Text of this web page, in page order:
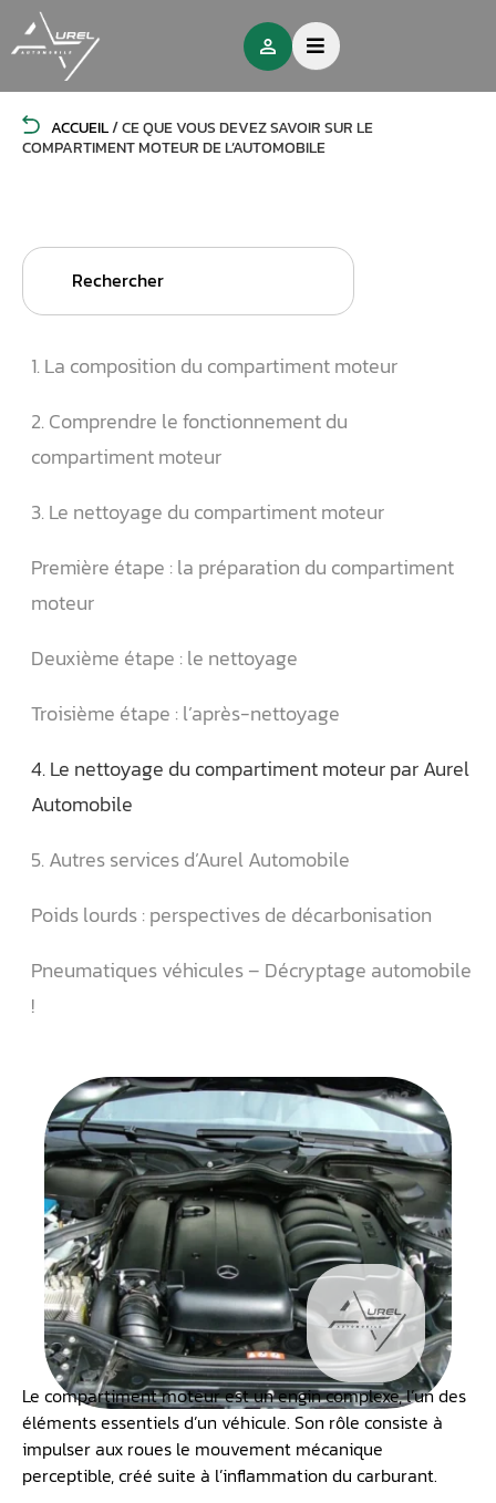
ACCUEIL/CE QUE VOUS DEVEZ SAVOIR SUR LE
COMPARTIMENT MOTEUR DE L’AUTOMOBILE
Search
1. La composition du compartiment moteur
2. Comprendre le fonctionnement du
compartiment moteur
3. Le nettoyage du compartiment moteur
Première étape : la préparation du compartiment
moteur
Deuxième étape : le nettoyage
Troisième étape : l’après-nettoyage
4. Le nettoyage du compartiment moteur par Aurel
Automobile
5. Autres services d’Aurel Automobile
Poids lourds : perspectives de décarbonisation
Pneumatiques véhicules – Décryptage automobile
!
Le compartiment moteur est un engin complexe, l’un des
éléments essentiels d’un véhicule. Son rôle consiste à
impulser aux roues le mouvement mécanique
perceptible, créé suite à l’inflammation du carburant.